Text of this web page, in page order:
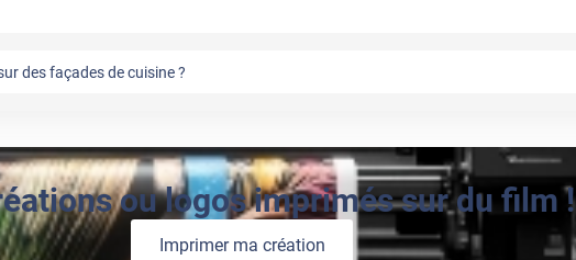
des façades de cuisine ?
ou logos imprimés sur du film !
Imprimer ma création